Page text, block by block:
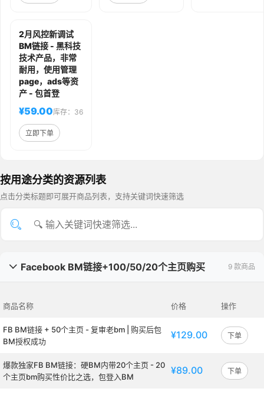
2月风控新调试
BM链接 - 黑科技
技术产品，非常
耐用，使用管理
page，ads等资
产 - 包首登
¥59.00库存：36
立即下单
按用途分类的资源列表
点击分类标题即可展开商品列表，支持关键词快速筛选
Facebook BM链接+100/50/20个主页购买 9 款商品

商品名称 价格 操作
FB BM链接 + 50个主页 - 复审老bm | 购买后包
BM授权成功
¥129.00 下单
爆款独家FB BM链接：硬BM内带20个主页 - 20
个主页bm购买性价比之选，包登入BM
¥89.00 下单